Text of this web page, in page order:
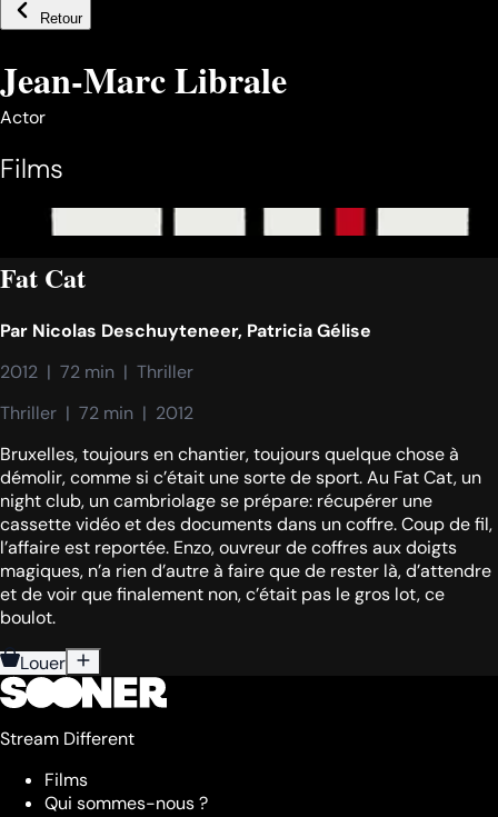
Retour
Jean-Marc Librale
Actor
Films
Fat Cat
Par Nicolas Deschuyteneer, Patricia Gélise
2012  |  72 min  |  Thriller
Thriller  |  72 min  |  2012
Bruxelles, toujours en chantier, toujours quelque chose à
démolir, comme si c’était une sorte de sport. Au Fat Cat, un
night club, un cambriolage se prépare: récupérer une
cassette vidéo et des documents dans un coffre. Coup de fil,
l’affaire est reportée. Enzo, ouvreur de coffres aux doigts
magiques, n’a rien d’autre à faire que de rester là, d’attendre
et de voir que finalement non, c’était pas le gros lot, ce
boulot.
Louer
Stream Different
Films
Qui sommes-nous ?